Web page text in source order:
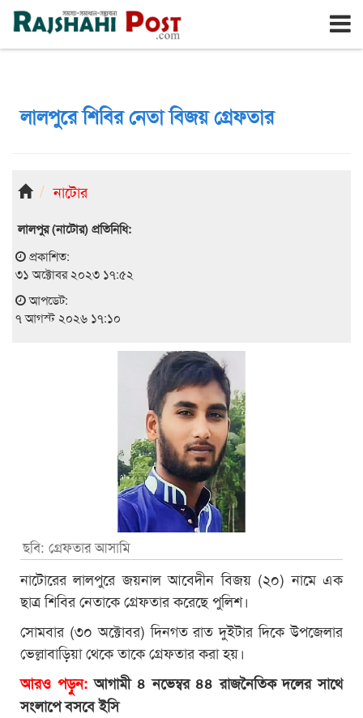
রাজশাহী শুক্রবার, ৭ই আগস্ট ২০২৬, ২৪শে শ্রাবণ ১৪৩৩
লালপুরে শিবির নেতা বিজয় গ্রেফতার
নাটোর
লালপুর (নাটোর) প্রতিনিধি:
প্রকাশিত:
৩১ অক্টোবর ২০২৩ ১৭:৫২
আপডেট:
৭ আগস্ট ২০২৬ ১৭:১০
ছবি: গ্রেফতার আসামি
নাটোরের লালপুরে জয়নাল আবেদীন বিজয় (২০) নামে এক
ছাত্র শিবির নেতাকে গ্রেফতার করেছে পুলিশ।
সোমবার (৩০ অক্টোবর) দিনগত রাত দুইটার দিকে উপজেলার
ভেল্লাবাড়িয়া থেকে তাকে গ্রেফতার করা হয়।
আরও পড়ুন: আগামী ৪ নভেম্বর ৪৪ রাজনৈতিক দলের সাথে
সংলাপে বসবে ইসি